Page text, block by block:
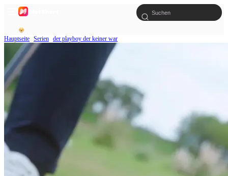
Hauptseite Serien der playboy der keiner war